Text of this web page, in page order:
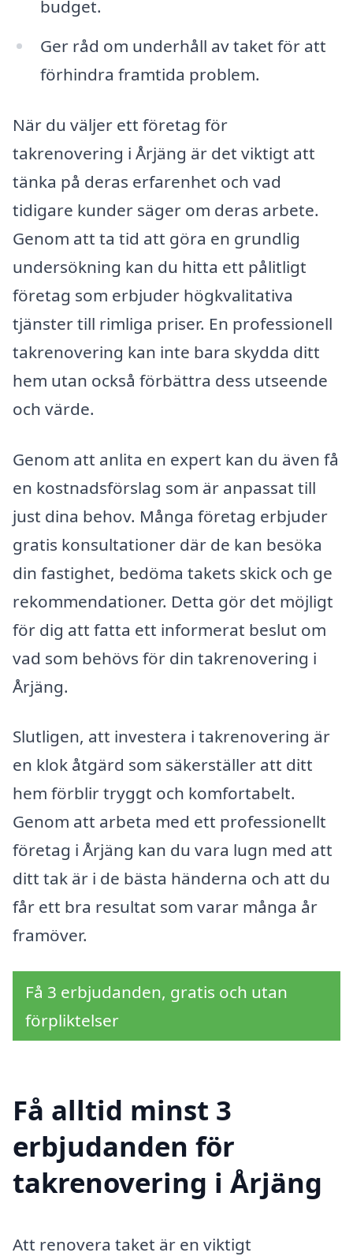
budget.
Ger råd om underhåll av taket för att
förhindra framtida problem.
När du väljer ett företag för
takrenovering i Årjäng är det viktigt att
tänka på deras erfarenhet och vad
tidigare kunder säger om deras arbete.
Genom att ta tid att göra en grundlig
undersökning kan du hitta ett pålitligt
företag som erbjuder högkvalitativa
tjänster till rimliga priser. En professionell
takrenovering kan inte bara skydda ditt
hem utan också förbättra dess utseende
och värde.
Genom att anlita en expert kan du även få
en kostnadsförslag som är anpassat till
just dina behov. Många företag erbjuder
gratis konsultationer där de kan besöka
din fastighet, bedöma takets skick och ge
rekommendationer. Detta gör det möjligt
för dig att fatta ett informerat beslut om
vad som behövs för din takrenovering i
Årjäng.
Slutligen, att investera i takrenovering är
en klok åtgärd som säkerställer att ditt
hem förblir tryggt och komfortabelt.
Genom att arbeta med ett professionellt
företag i Årjäng kan du vara lugn med att
ditt tak är i de bästa händerna och att du
får ett bra resultat som varar många år
framöver.
Få 3 erbjudanden, gratis och utan
förpliktelser
Få alltid minst 3
erbjudanden för
takrenovering i Årjäng
Att renovera taket är en viktigt